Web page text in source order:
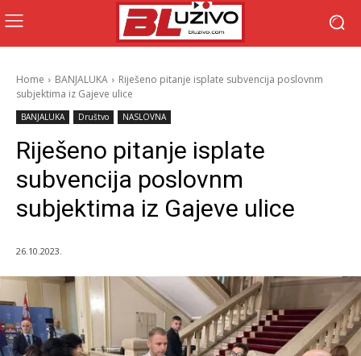
Home BANJALUKA
Riješeno pitanje isplate subvencija poslovnm
subjektima iz Gajeve ulice
BANJALUKA Društvo NASLOVNA
Riješeno pitanje isplate
subvencija poslovnm
subjektima iz Gajeve ulice
26.10.2023.